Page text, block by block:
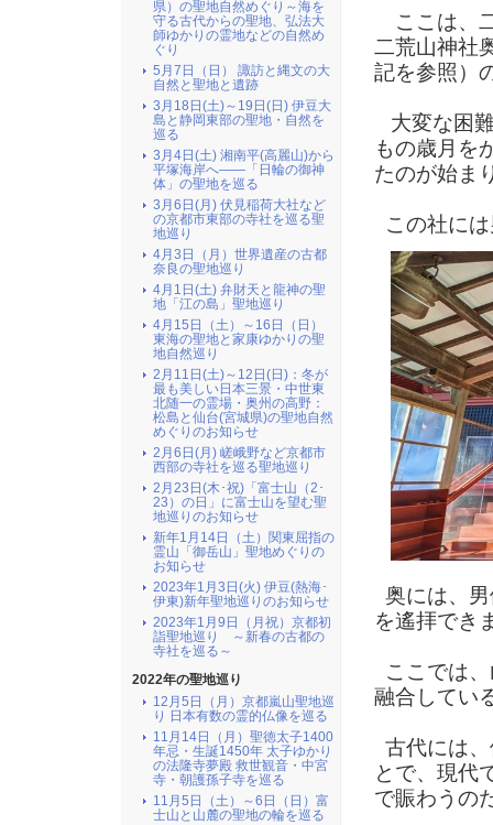
ここは、
二荒山神社
記を参照）
大変な困
もの歳月を
たのが始ま
この社に
奥には、
を遙拝でき
ここでは
融合してい
古代には
とで、現代
で賑わうの
県）の聖地自然めぐり～海を
守る古代からの聖地、弘法大
師ゆかりの霊地などの自然め
ぐり
5月7日（日） 諏訪と縄文の大
自然と聖地と遺跡
3月18日(土)～19日(日) 伊豆大
島と静岡東部の聖地・自然を
巡る
3月4日(土) 湘南平(高麗山)から
平塚海岸へ――「日輪の御神
体」の聖地を巡る
3月6日(月) 伏見稲荷大社など
の京都市東部の寺社を巡る聖
地巡り
4月3日（月）世界遺産の古都
奈良の聖地巡り
4月1日(土) 弁財天と龍神の聖
地「江の島」聖地巡り
4月15日（土）～16日（日）
東海の聖地と家康ゆかりの聖
地自然巡り
2月11日(土)～12日(日)：冬が
最も美しい日本三景・中世東
北随一の霊場・奥州の高野：
松島と仙台(宮城県)の聖地自然
めぐりのお知らせ
2月6日(月) 嵯峨野など京都市
西部の寺社を巡る聖地巡り
2月23日(木･祝)「富士山（2･
23）の日」に富士山を望む聖
地巡りのお知らせ
新年1月14日（土）関東屈指の
霊山「御岳山」聖地めぐりの
お知らせ
2023年1月3日(火) 伊豆(熱海･
伊東)新年聖地巡りのお知らせ
2023年1月9日（月祝）京都初
詣聖地巡り ～新春の古都の
寺社を巡る～
2022年の聖地巡り
12月5日（月）京都嵐山聖地巡
り 日本有数の霊的仏像を巡る
11月14日（月）聖徳太子1400
年忌・生誕1450年 太子ゆかり
の法隆寺夢殿 救世観音・中宮
寺・朝護孫子寺を巡る
11月5日（土）～6日（日）富
士山と山麓の聖地の輪を巡る